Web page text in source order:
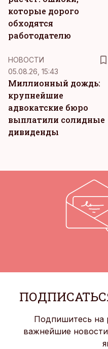
которые дорого
обходятся
работодателю
НОВОСТИ
05.08.26, 15:43
Миллионный дождь:
крупнейшие
адвокатские бюро
выплатили солидные
дивиденды
Подпишитесь на
важнейшие